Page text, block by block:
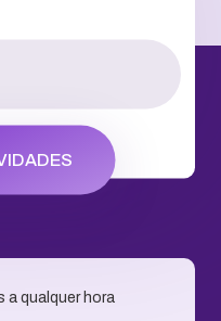
qualquer hora